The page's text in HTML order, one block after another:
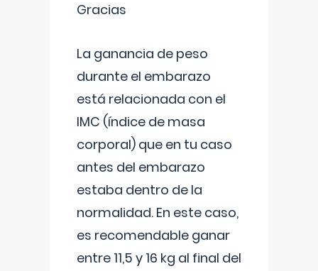
Gracias
La ganancia de peso
durante el embarazo
está relacionada con el
IMC (índice de masa
corporal) que en tu caso
antes del embarazo
estaba dentro de la
normalidad. En este caso,
es recomendable ganar
entre 11,5 y 16 kg al final del